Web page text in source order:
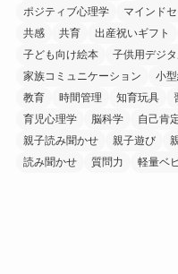
ポジティブ心理学
マインドセ
共感
共育 出産祝いギフト
子ども向け絵本
子供用デジ
家族コミュニケーション
小
教育
時間管理 知育玩具
育児心理学
脳科学 自己肯
親子読み聞かせ
親子遊び
読み聞かせ
質問力 軽量ベ